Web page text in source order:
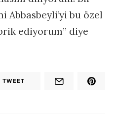
Abbasbeyli’yi bu özel
ediyorum” diye
TWEET